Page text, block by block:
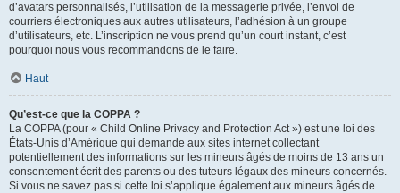
d’avatars personnalisés, l’utilisation de la messagerie privée, l’envoi de
courriers électroniques aux autres utilisateurs, l’adhésion à un groupe
d’utilisateurs, etc. L’inscription ne vous prend qu’un court instant, c’est
pourquoi nous vous recommandons de le faire.
Haut
Qu’est-ce que la COPPA ?
La COPPA (pour « Child Online Privacy and Protection Act ») est une loi des
États-Unis d’Amérique qui demande aux sites internet collectant
potentiellement des informations sur les mineurs âgés de moins de 13 ans un
consentement écrit des parents ou des tuteurs légaux des mineurs concernés.
Si vous ne savez pas si cette loi s’applique également aux mineurs âgés de